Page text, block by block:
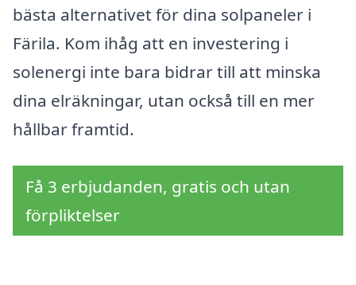
bästa alternativet för dina solpaneler i
Färila. Kom ihåg att en investering i
solenergi inte bara bidrar till att minska
dina elräkningar, utan också till en mer
hållbar framtid.
Få 3 erbjudanden, gratis och utan
förpliktelser